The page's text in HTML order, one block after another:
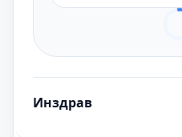
Инздрав